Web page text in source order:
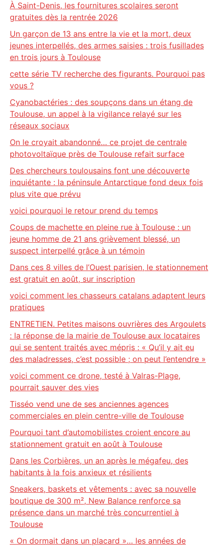
À Saint-Denis, les fournitures scolaires seront
gratuites dès la rentrée 2026
Un garçon de 13 ans entre la vie et la mort, deux
jeunes interpellés, des armes saisies : trois fusillades
en trois jours à Toulouse
cette série TV recherche des figurants. Pourquoi pas
vous ?
Cyanobactéries : des soupçons dans un étang de
Toulouse, un appel à la vigilance relayé sur les
réseaux sociaux
On le croyait abandonné… ce projet de centrale
photovoltaïque près de Toulouse refait surface
Des chercheurs toulousains font une découverte
inquiétante : la péninsule Antarctique fond deux fois
plus vite que prévu
voici pourquoi le retour prend du temps
Coups de machette en pleine rue à Toulouse : un
jeune homme de 21 ans grièvement blessé, un
suspect interpellé grâce à un témoin
Dans ces 8 villes de l’Ouest parisien, le stationnement
est gratuit en août, sur inscription
voici comment les chasseurs catalans adaptent leurs
pratiques
ENTRETIEN. Petites maisons ouvrières des Argoulets
: la réponse de la mairie de Toulouse aux locataires
qui se sentent traités avec mépris : « Qu’il y ait eu
des maladresses, c’est possible ; on peut l’entendre »
voici comment ce drone, testé à Valras-Plage,
pourrait sauver des vies
Tisséo vend une de ses anciennes agences
commerciales en plein centre-ville de Toulouse
Pourquoi tant d’automobilistes croient encore au
stationnement gratuit en août à Toulouse
Dans les Corbières, un an après le mégafeu, des
habitants à la fois anxieux et résilients
Sneakers, baskets et vêtements : avec sa nouvelle
boutique de 300 m², New Balance renforce sa
présence dans un marché très concurrentiel à
Toulouse
« On dormait dans un placard »… les années de